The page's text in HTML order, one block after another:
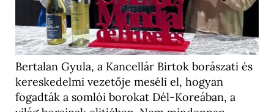
Bertalan Gyula, a Kancellár Birtok borászati és
kereskedelmi vezetője meséli el, hogyan
fogadták a somlói borokat Dél-Koreában, a